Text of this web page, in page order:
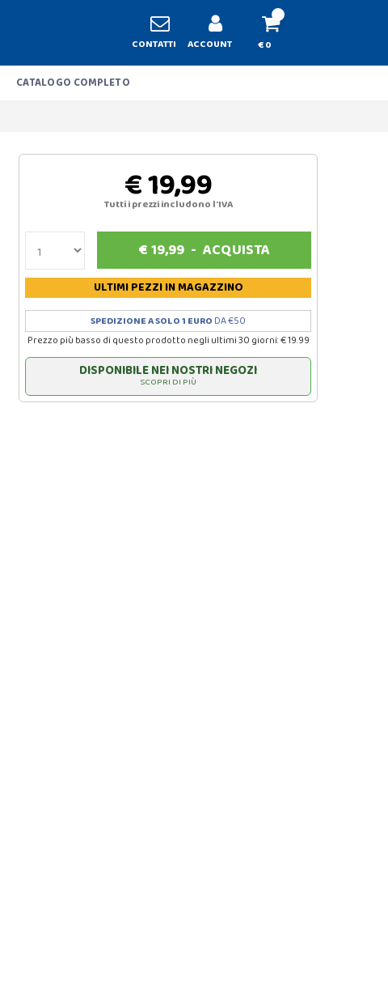
CONTATTI ACCOUNT € 0
CATALOGO COMPLETO
€ 19,99
Tutti i prezzi includono l'IVA
€19,99- ACQUISTA
ULTIMI PEZZIIN MAGAZZINO
SPEDIZIONE A SOLO 1 EURO DA €50
Prezzo più basso di questo prodotto negli ultimi 30 giorni: € 19.99
DISPONIBILE NEI NOSTRI NEGOZI
SCOPRI DI PIÙ